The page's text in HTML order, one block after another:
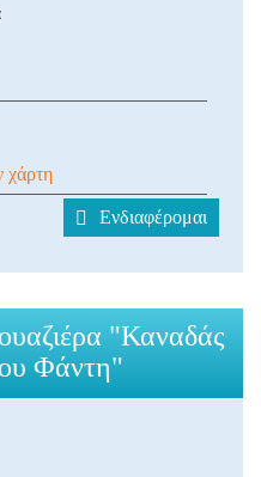
χάρτη
Ενδιαφέρομαι
"Καναδάς
Φάντη"